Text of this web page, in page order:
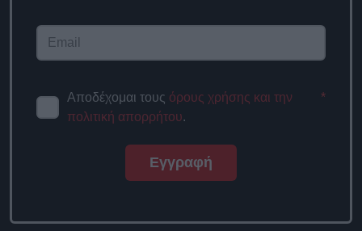
Αποδέχομαι τους
και την πολιτική απορρήτου